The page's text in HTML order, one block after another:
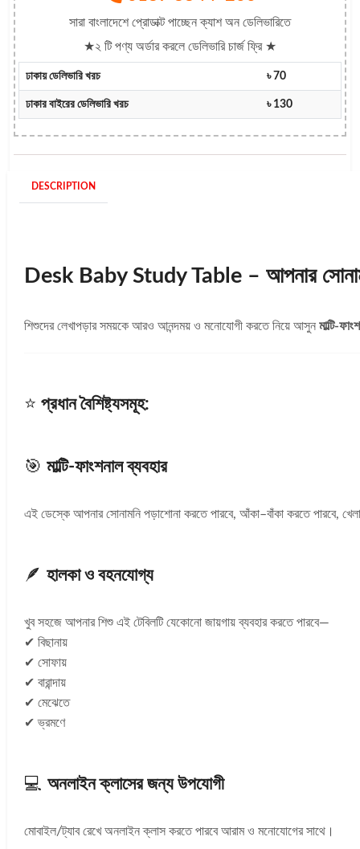
সারা বাংলাদেশে প্রোডাক্ট পাচ্ছেন ক্যাশ অন ডেলিভারিতে
★২ টি পণ্য অর্ডার করলে ডেলিভারি চার্জ ফ্রি ★
ঢাকায় ডেলিভারি খরচ ৳ 70
ঢাকার বাইরের ডেলিভারি খরচ ৳ 130
DESCRIPTION
Desk Baby Study Table – আপনার
শিশুদের লেখাপড়ার সময়কে আরও আনন্দময় ও মনোযোগী করতে নিয়ে আসুন মাল্টি-
⭐ প্রধান বৈশিষ্ট্যসমূহ:
🎯 মাল্টি-ফাংশনাল ব্যবহার
এই ডেস্কে আপনার সোনামনি পড়াশোনা করতে পারবে, আঁকা–বাঁকা করতে পারবে,
🪶 হালকা ও বহনযোগ্য
খুব সহজে আপনার শিশু এই টেবিলটি যেকোনো জায়গায় ব্যবহার করতে পারবে—
✔ বিছানায়
✔ সোফায়
✔ বারান্দায়
✔ মেঝেতে
✔ ভ্রমণে
💻 অনলাইন ক্লাসের জন্য উপযোগী
মোবাইল/ট্যাব রেখে অনলাইন ক্লাস করতে পারবে আরাম ও মনোযোগের সাথে।